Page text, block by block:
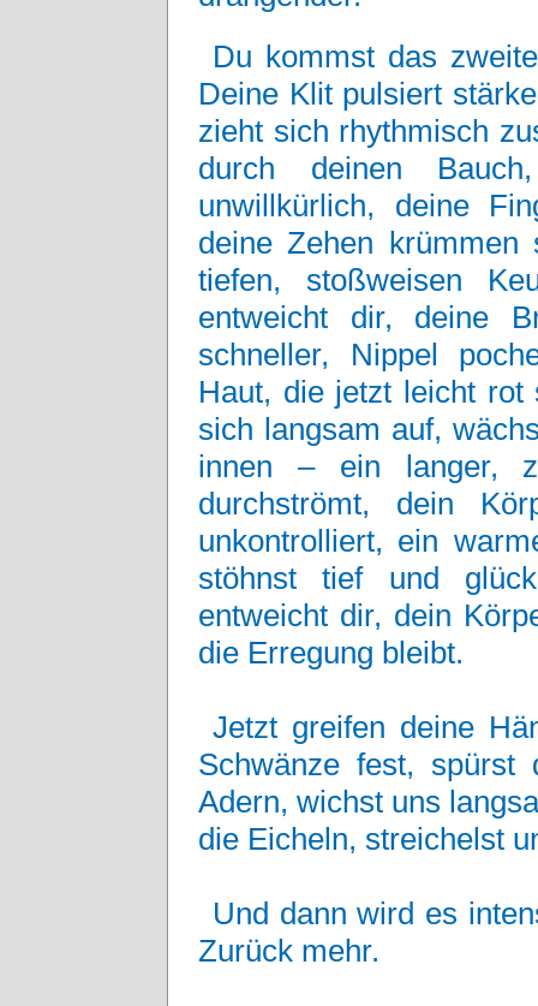
Du kommst das
Deine Klit pulsiert
zieht sich rhythmisch
durch deinen
unwillkürlich, deine
deine Zehen
tiefen, stoßweisen
entweicht dir, deine
schneller, Nippel
Haut, die jetzt leicht rot
sich langsam auf,
innen – ein langer,
durchströmt, dein
unkontrolliert, ein
stöhnst tief und
entweicht dir, dein
die Erregung bleibt.
Jetzt greifen deine
Schwänze fest, spürst
Adern, wichst uns
die Eicheln, streichelst
Und dann wird es
Zurück mehr.